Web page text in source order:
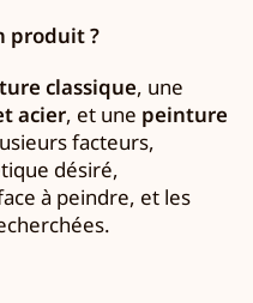
produit ?
classique, une
acier, et une peinture
facteurs,
désiré,
à peindre, et les